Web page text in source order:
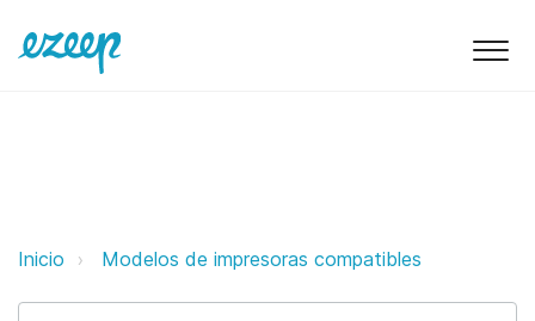
Triumph Adler ezeep Support
Inicio Modelos de impresoras compatibles